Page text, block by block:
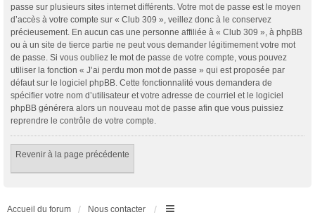
passe sur plusieurs sites internet différents. Votre mot de passe est le moyen
d’accès à votre compte sur « Club 309 », veillez donc à le conservez
précieusement. En aucun cas une personne affiliée à « Club 309 », à phpBB
ou à un site de tierce partie ne peut vous demander légitimement votre mot
de passe. Si vous oubliez le mot de passe de votre compte, vous pouvez
utiliser la fonction « J’ai perdu mon mot de passe » qui est proposée par
défaut sur le logiciel phpBB. Cette fonctionnalité vous demandera de
spécifier votre nom d’utilisateur et votre adresse de courriel et le logiciel
phpBB générera alors un nouveau mot de passe afin que vous puissiez
reprendre le contrôle de votre compte.
Revenir à la page précédente
Accueil du forum Nous contacter